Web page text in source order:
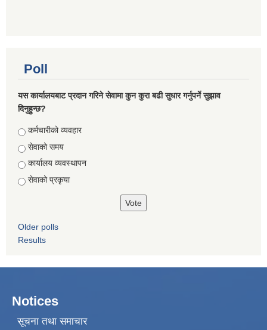
Poll
यस कार्यालयबाट प्रदान गरिने सेवामा कुन कुरा बढी सुधार गर्नुपर्ने सुझाव
दिनुहुन्छ?
Choices
कर्मचारीको व्यवहार
सेवाको समय
कार्यालय व्यवस्थापन
सेवाको प्रकृया
Older polls
Results
Notices
सूचना तथा समाचार